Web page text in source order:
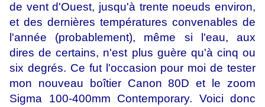
de vent d'Ouest, jusqu'à trente noeuds environ,
et des dernières températures convenables de
l'année (probablement), même si l'eau, aux
dires de certains, n'est plus guère qu'à cinq ou
six degrés. Ce fut l'occasion pour moi de tester
mon nouveau boîtier Canon 80D et le zoom
Sigma 100-400mm Contemporary. Voici donc